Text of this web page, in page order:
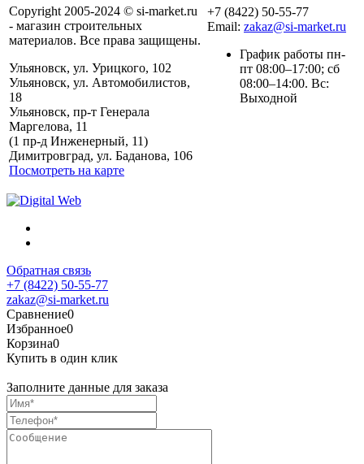
Copyright 2005-2024 © si-market.ru
- магазин строительных
материалов. Все права защищены.
Ульяновск, ул. Урицкого, 102
Ульяновск, ул. Автомобилистов,
18
Ульяновск, пр-т Генерала
Маргелова, 11
(1 пр-д Инженерный, 11)
Димитровград, ул. Баданова, 106
Посмотреть на карте
+7 (8422) 50-55-77
Email: zakaz@si-market.ru
График работы пн-
пт 08:00–17:00; сб
08:00–14:00. Вс:
Выходной
Обратная связь
+7 (8422) 50-55-77
zakaz@si-market.ru
Сравнение0
Избранное0
Корзина0
Купить в один клик
Заполните данные для заказа